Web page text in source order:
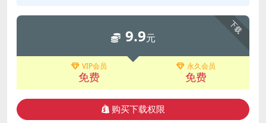
下载
9.9元
VIP会员
免费
永久会员
免费
购买下载权限